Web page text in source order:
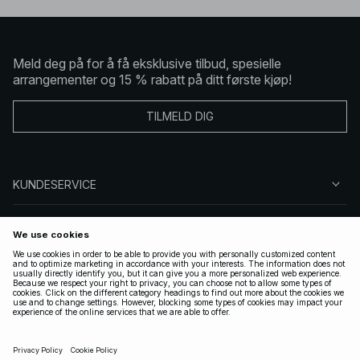
Meld deg på for å få eksklusive tilbud, spesielle
arrangementer og 15 % rabatt på ditt første kjøp!
TILMELD DIG
KUNDESERVICE
FØLG OSS
LOVLIG